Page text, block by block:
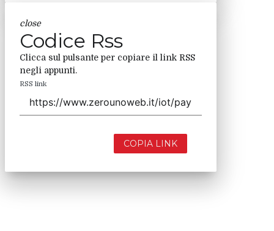
close
Codice Rss
Clicca sul pulsante per copiare il link RSS
negli appunti.
RSS link
COPIA LINK